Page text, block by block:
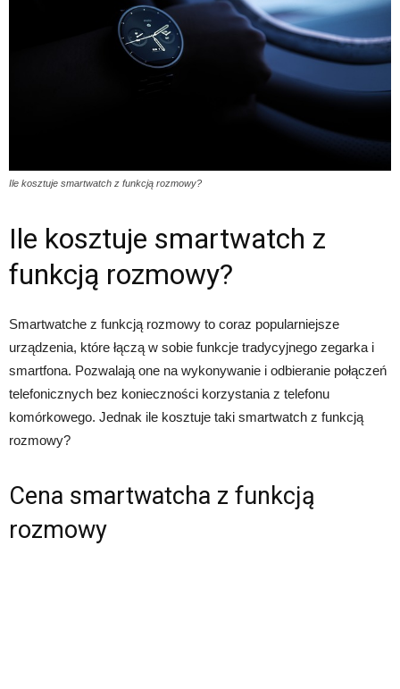
Ile kosztuje smartwatch z funkcją rozmowy?
Ile kosztuje smartwatch z
funkcją rozmowy?
Smartwatche z funkcją rozmowy to coraz popularniejsze
urządzenia, które łączą w sobie funkcje tradycyjnego zegarka i
smartfona. Pozwalają one na wykonywanie i odbieranie połączeń
telefonicznych bez konieczności korzystania z telefonu
komórkowego. Jednak ile kosztuje taki smartwatch z funkcją
rozmowy?
Cena smartwatcha z funkcją
rozmowy